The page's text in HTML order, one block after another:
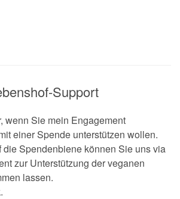
Support
wenn Sie mein Engagement
einer Spende unterstützen wollen.
die Spendenbiene können Sie uns via
zur Unterstützung der veganen
lassen.